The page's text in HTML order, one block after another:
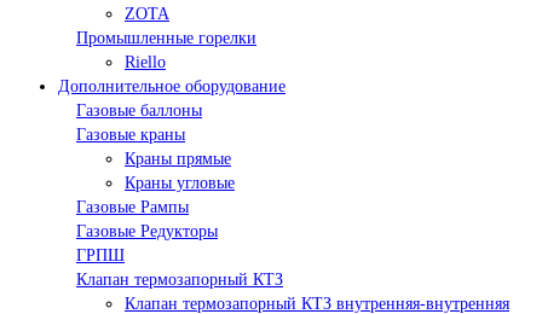
ZOTA
Промышленные горелки
Riello
Дополнительное оборудование
Газовые баллоны
Газовые краны
Краны прямые
Краны угловые
Газовые Рампы
Газовые Редукторы
ГРПШ
Клапан термозапорный КТЗ
Клапан термозапорный КТЗ внутренняя-внутренняя